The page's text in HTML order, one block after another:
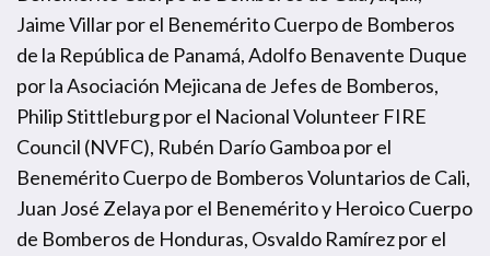
Jaime Villar por el Benemérito Cuerpo de Bomberos
de la República de Panamá, Adolfo Benavente Duque
por la Asociación Mejicana de Jefes de Bomberos,
Philip Stittleburg por el Nacional Volunteer FIRE
Council (NVFC), Rubén Darío Gamboa por el
Benemérito Cuerpo de Bomberos Voluntarios de Cali,
Juan José Zelaya por el Benemérito y Heroico Cuerpo
de Bomberos de Honduras, Osvaldo Ramírez por el